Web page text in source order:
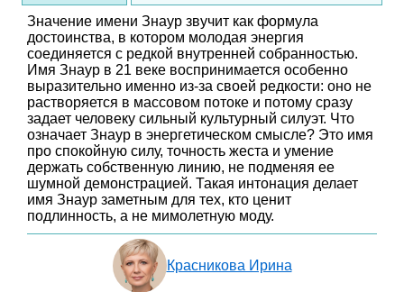
Значение имени Знаур звучит как формула
достоинства, в котором молодая энергия
соединяется с редкой внутренней собранностью.
Имя Знаур в 21 веке воспринимается особенно
выразительно именно из-за своей редкости: оно не
растворяется в массовом потоке и потому сразу
задает человеку сильный культурный силуэт. Что
означает Знаур в энергетическом смысле? Это имя
про спокойную силу, точность жеста и умение
держать собственную линию, не подменяя ее
шумной демонстрацией. Такая интонация делает
имя Знаур заметным для тех, кто ценит
подлинность, а не мимолетную моду.
Красникова Ирина